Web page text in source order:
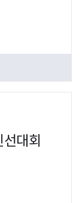
대회